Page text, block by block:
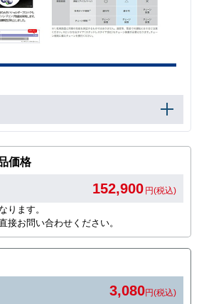
価格
152,900 円(税込)
ります。
接お問い合わせください。
3,080円(税込)